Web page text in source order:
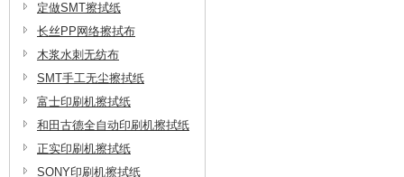
定做SMT擦拭纸
长丝PP网络擦拭布
木浆水刺无纺布
SMT手工无尘擦拭纸
富士印刷机擦拭纸
和田古德全自动印刷机擦拭纸
正实印刷机擦拭纸
SONY印刷机擦拭纸